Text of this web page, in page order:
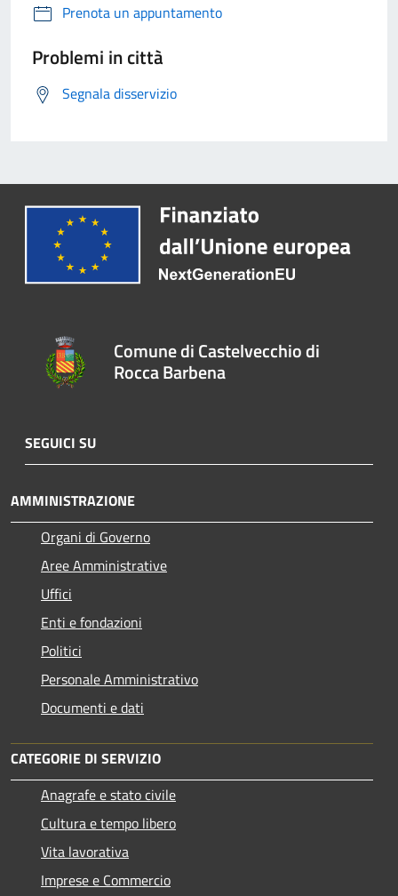
Prenota un appuntamento
Problemi in città
Segnala disservizio
Comune di Castelvecchio di
Rocca Barbena
SEGUICI SU
AMMINISTRAZIONE
Organi di Governo
Aree Amministrative
Uffici
Enti e fondazioni
Politici
Personale Amministrativo
Documenti e dati
CATEGORIE DI SERVIZIO
Anagrafe e stato civile
Cultura e tempo libero
Vita lavorativa
Imprese e Commercio